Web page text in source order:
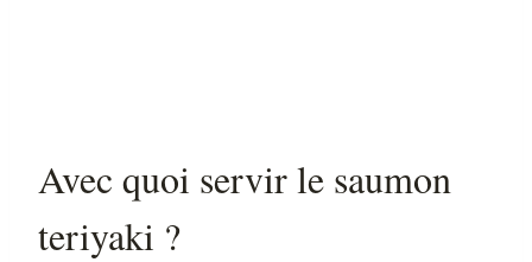
Avec quoi servir le saumon
teriyaki ?